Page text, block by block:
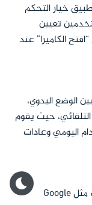
خيار التحكم
تعيين
الكاميرا” عند
الوضع اليدوي،
حيث يقوم
اليومي وعادات
يدعم التطبيق التكامل مع المساعدات الذكية مثل Google